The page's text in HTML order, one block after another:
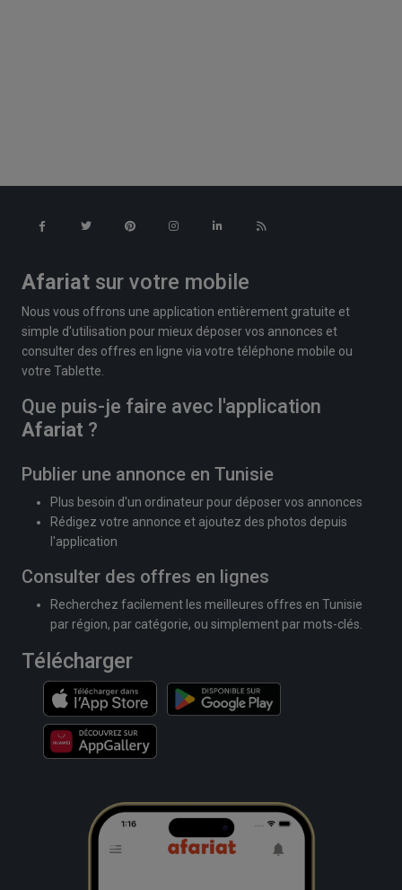
Afariat sur votre mobile
Nous vous offrons une application entièrement gratuite et
simple d'utilisation pour mieux déposer vos annonces et
consulter des offres en ligne via votre téléphone mobile ou
votre Tablette.
Que puis-je faire avec l'application
Afariat ?
Publier une annonce en Tunisie
Plus besoin d'un ordinateur pour déposer vos annonces
Rédigez votre annonce et ajoutez des photos depuis
l'application
Consulter des offres en lignes
Recherchez facilement les meilleures offres en Tunisie
par région, par catégorie, ou simplement par mots-clés.
Télécharger